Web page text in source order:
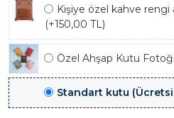
Kişiye özel kahve
(+150,00 TL)
Özel Ahşap Kutu
Standart kutu